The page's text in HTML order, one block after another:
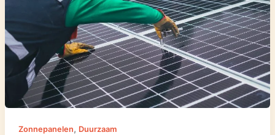
Zonnepanelen, Duurzaam